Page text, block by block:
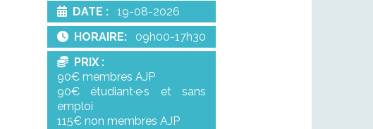
DATE : 19-08-2026
HORAIRE: 09h00-17h30
PRIX :
90€ membres AJP
90€ étudiant·e·s et sans
emploi
115€ non membres AJP